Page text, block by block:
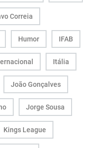
Correia
Humor IFAB
Itália
João Gonçalves
Jorge Sousa
Kings League